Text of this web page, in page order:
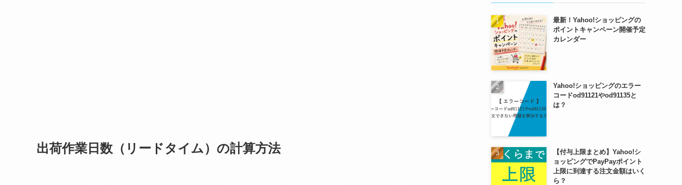
出荷作業日数（リードタイム）の計算方法
最新！Yahoo!ショッピングの
ポイントキャンペーン開催予定
カレンダー
Yahoo!ショッピングのエラー
コードod91121やod91135と
は？
【付与上限まとめ】Yahoo!シ
ョッピングでPayPayポイント
上限に到達する注文金額はいく
ら？